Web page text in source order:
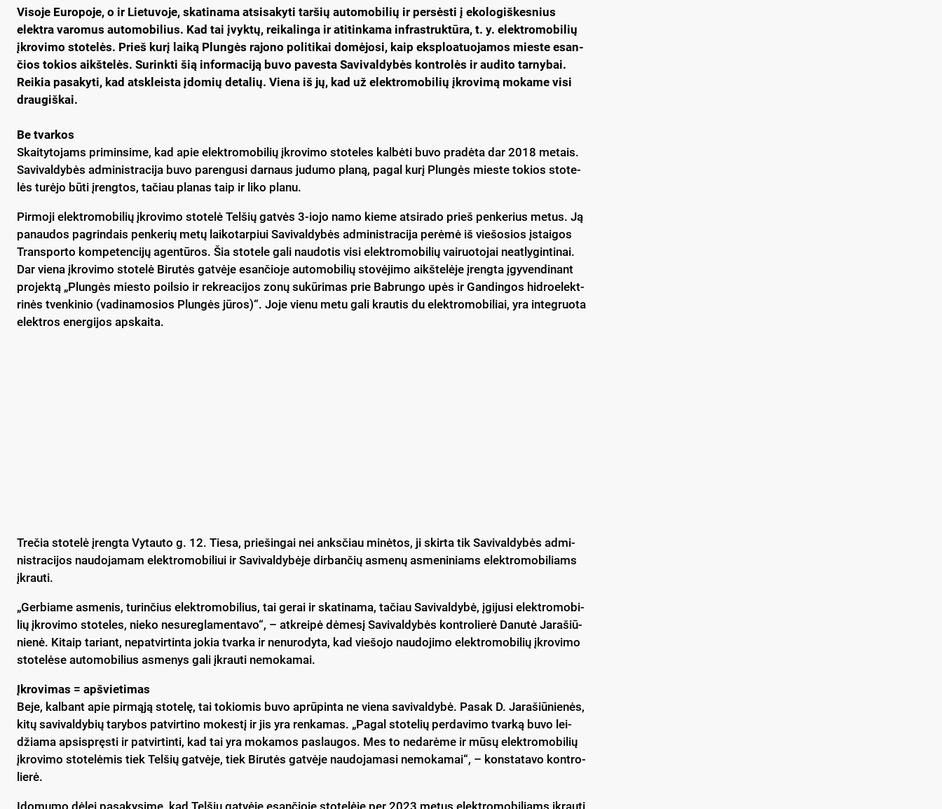
Vi­so­je Eu­ro­po­je, o ir Lie­tu­vo­je, ska­ti­na­ma at­si­sa­ky­ti tar­šių au­to­mo­bi­lių ir per­sės­ti į eko­lo­giš­kes­nius
elekt­ra va­ro­mus au­to­mo­bi­lius. Kad tai įvyk­tų, rei­ka­lin­ga ir ati­tin­ka­ma inf­rast­ruk­tū­ra, t. y. elekt­ro­mo­bi­lių
įkro­vi­mo sto­te­lės. Prieš ku­rį lai­ką Plun­gės ra­jo­no po­li­ti­kai do­mė­jo­si, kaip eksp­loa­tuo­ja­mos mies­te esan­
čios to­kios aikš­te­lės. Su­rink­ti šią in­for­ma­ci­ją bu­vo pa­ves­ta Sa­vi­val­dy­bės kont­ro­lės ir au­di­to tar­ny­bai.
Rei­kia pa­sa­ky­ti, kad at­skleis­ta įdo­mių de­ta­lių. Vie­na iš jų, kad už elekt­ro­mo­bi­lių įkro­vi­mą mo­ka­me vi­si
drau­giš­kai.
Be tvar­kos
Skai­ty­to­jams pri­min­si­me, kad apie elekt­ro­mo­bi­lių įkro­vi­mo sto­te­les kal­bė­ti bu­vo pra­dė­ta dar 2018 me­tais.
Sa­vi­val­dy­bės ad­mi­nist­ra­ci­ja bu­vo pa­ren­gu­si dar­naus ju­du­mo pla­ną, pa­gal ku­rį Plun­gės mies­te to­kios sto­te­
lės tu­rė­jo bū­ti įreng­tos, ta­čiau pla­nas taip ir li­ko pla­nu.
Pir­mo­ji elekt­ro­mo­bi­lių įkro­vi­mo sto­te­lė Tel­šių gat­vės 3-io­jo na­mo kie­me at­si­ra­do prieš pen­ke­rius me­tus. Ją
pa­nau­dos pa­grin­dais pen­ke­rių me­tų lai­ko­tar­piui Sa­vi­val­dy­bės ad­mi­nist­ra­ci­ja pe­rė­mė iš vie­šo­sios įstai­gos
Trans­por­to kom­pe­ten­ci­jų agen­tū­ros. Šia sto­te­le ga­li nau­do­tis vi­si elekt­ro­mo­bi­lių vai­ruo­to­jai neat­ly­gin­ti­nai.
Dar vie­na įkro­vi­mo sto­te­lė Bi­ru­tės gat­vė­je esan­čio­je au­to­mo­bi­lių sto­vė­ji­mo aikš­te­lė­je įreng­ta įgy­ven­di­nant
pro­jek­tą „Plun­gės mies­to poil­sio ir rek­rea­ci­jos zo­nų su­kū­ri­mas prie Bab­run­go upės ir Gan­din­gos hid­roe­lekt­
ri­nės tven­ki­nio (va­di­na­mo­sios Plun­gės jū­ros)“. Jo­je vie­nu me­tu ga­li krau­tis du elekt­ro­mo­bi­liai, yra in­teg­ruo­ta
elekt­ros ener­gi­jos ap­skai­ta.
Tre­čia sto­te­lė įreng­ta Vy­tau­to g. 12. Tie­sa, prie­šin­gai nei anks­čiau mi­nė­tos, ji skir­ta tik Sa­vi­val­dy­bės ad­mi­
nist­ra­ci­jos nau­do­ja­mam elekt­ro­mo­bi­liui ir Sa­vi­val­dy­bė­je dir­ban­čių as­me­nų as­me­ni­niams elekt­ro­mo­bi­liams
įkrau­ti.
„Ger­bia­me as­me­nis, tu­rin­čius elekt­ro­mo­bi­lius, tai ge­rai ir ska­ti­na­ma, ta­čiau Sa­vi­val­dy­bė, įgi­ju­si elekt­ro­mo­bi­
lių įkro­vi­mo sto­te­les, nie­ko ne­su­reg­la­men­ta­vo“, – at­krei­pė dė­me­sį Sa­vi­val­dy­bės kont­ro­lie­rė Da­nu­tė Ja­ra­šiū­
nie­nė. Ki­taip ta­riant, ne­pat­vir­tin­ta jo­kia tvar­ka ir ne­nu­ro­dy­ta, kad vie­šo­jo nau­do­ji­mo elekt­ro­mo­bi­lių įkro­vi­mo
sto­te­lė­se au­to­mo­bi­lius as­me­nys ga­li įkrau­ti ne­mo­ka­mai.
Įk­ro­vi­mas = ap­švie­ti­mas
Be­je, kal­bant apie pir­mą­ją sto­te­lę, tai to­kio­mis bu­vo ap­rū­pin­ta ne vie­na sa­vi­val­dy­bė. Pa­sak D. Ja­ra­šiū­nie­nės,
ki­tų sa­vi­val­dy­bių ta­ry­bos pa­tvir­ti­no mo­kes­tį ir jis yra ren­ka­mas. „Pa­gal sto­te­lių per­da­vi­mo tvar­ką bu­vo lei­
džia­ma ap­si­spręs­ti ir pa­tvir­tin­ti, kad tai yra mo­ka­mos pa­slau­gos. Mes to ne­da­rė­me ir mū­sų elekt­ro­mo­bi­lių
įkro­vi­mo sto­te­lė­mis tiek Tel­šių gat­vė­je, tiek Bi­ru­tės gat­vė­je nau­do­ja­ma­si ne­mo­ka­mai“, – kons­ta­ta­vo kont­ro­
lie­rė.
Įdo­mu­mo dė­lei pa­sa­ky­si­me, kad Tel­šių gat­vė­je esan­čio­je sto­te­lė­je per 2023 me­tus elekt­ro­mo­bi­liams įkrau­ti